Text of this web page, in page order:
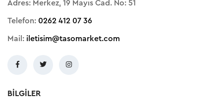
Adres: Merkez, 19 Mayıs Cad. No: 51
Telefon: 0262 412 07 36
Mail: iletisim@tasomarket.com
BILGILER